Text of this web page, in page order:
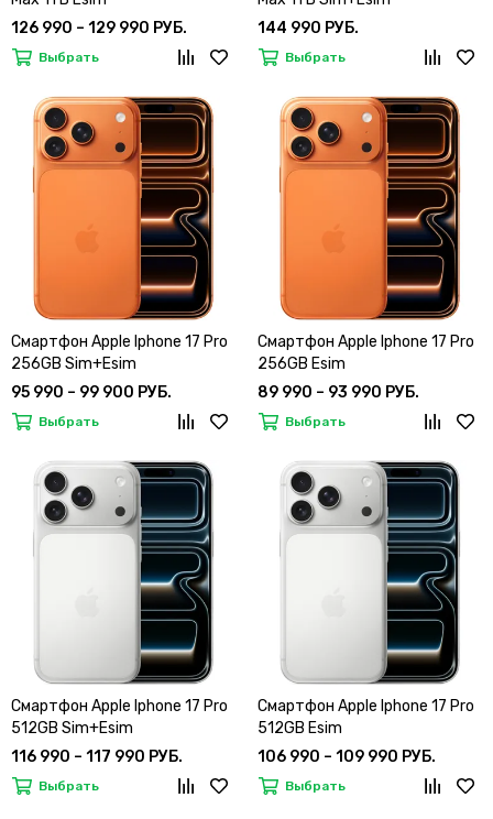
126 990 – 129 990 РУБ.
Выбрать
144 990 РУБ.
Выбрать
Смартфон Apple Iphone 17 Pro
256GB Sim+Esim
95 990 – 99 900 РУБ.
Выбрать
Смартфон Apple Iphone 17 Pro
256GB Esim
89 990 – 93 990 РУБ.
Выбрать
Смартфон Apple Iphone 17 Pro
512GB Sim+Esim
116 990 – 117 990 РУБ.
Выбрать
Смартфон Apple Iphone 17 Pro
512GB Esim
106 990 – 109 990 РУБ.
Выбрать